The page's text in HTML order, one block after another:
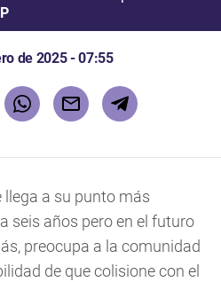
de 2025 - 07:55
llega a su punto más
seis años pero en el futuro
preocupa a la comunidad
de que colisione con el